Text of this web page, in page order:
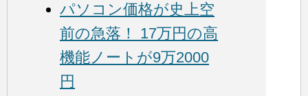
パソコン価格が史上空
前の急落！ 17万円の高
機能ノートが9万2000
円